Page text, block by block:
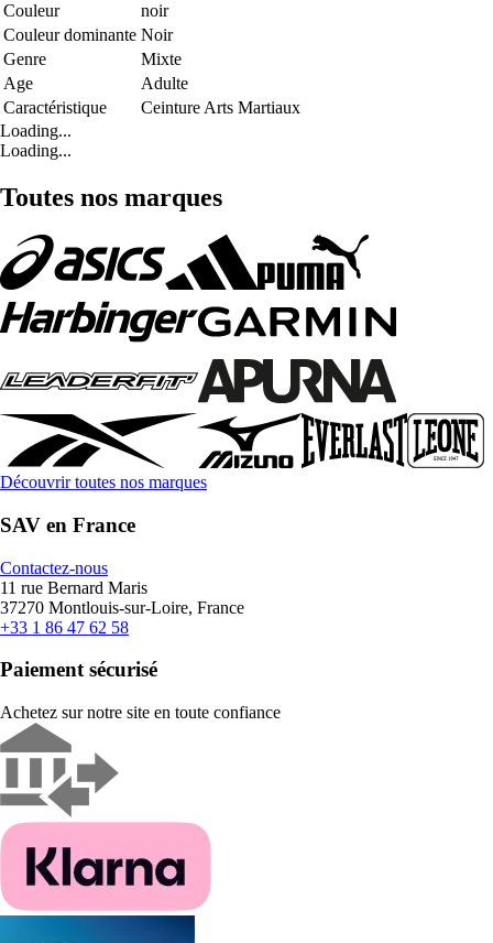
Couleur
noir
Couleur dominante Noir
Genre
Mixte
Age
Adulte
Caractéristique
Ceinture Arts Martiaux
Loading...
Loading...
Toutes nos marques
Découvrir toutes nos marques
SAV en France
Contactez-nous
11 rue Bernard Maris
37270 Montlouis-sur-Loire, France
+33 1 86 47 62 58
Paiement sécurisé
Achetez sur notre site en toute confiance